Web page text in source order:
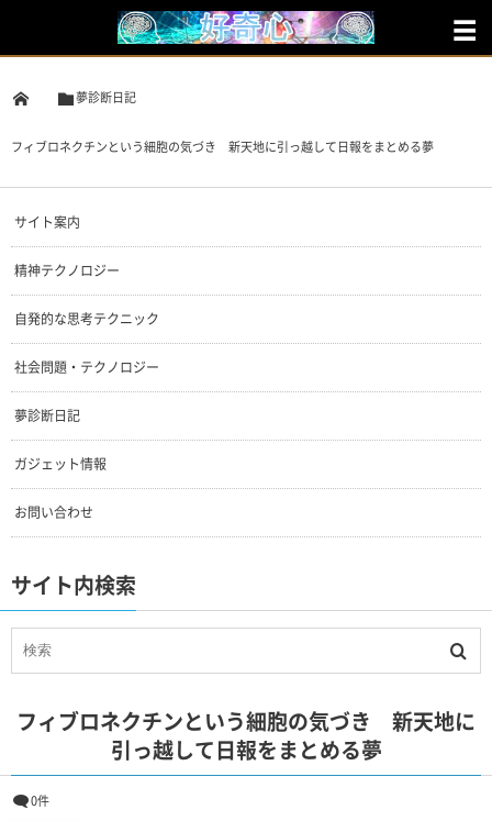
夢診断日記
フィブロネクチンという細胞の気づき 新天地に引っ越して日報をまとめる夢
サイト案内
精神テクノロジー
自発的な思考テクニック
社会問題・テクノロジー
夢診断日記
ガジェット情報
お問い合わせ
サイト内検索
フィブロネクチンという細胞の気づき 新天地に
引っ越して日報をまとめる夢
0件